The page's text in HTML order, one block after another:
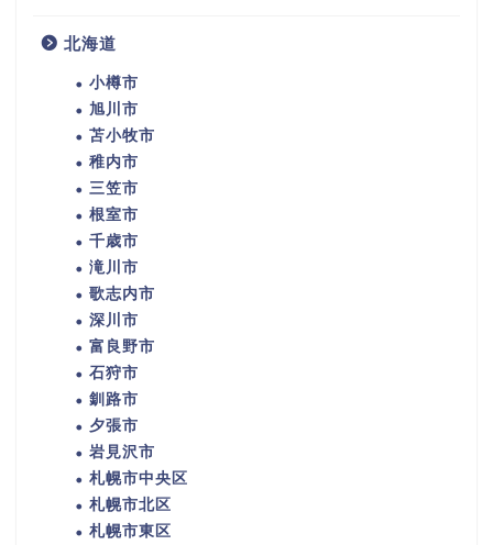
北海道
小樽市
旭川市
苫小牧市
稚内市
三笠市
根室市
千歳市
滝川市
歌志内市
深川市
富良野市
石狩市
釧路市
夕張市
岩見沢市
札幌市中央区
札幌市北区
札幌市東区